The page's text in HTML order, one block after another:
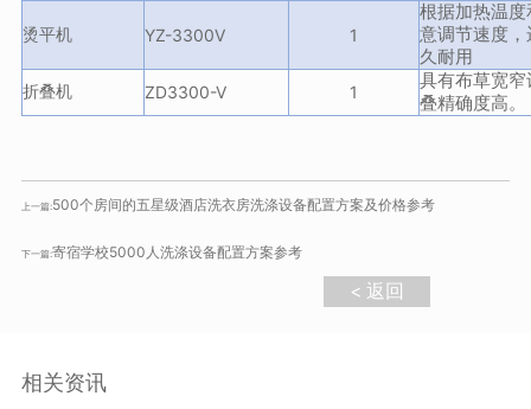
烫平机 YZ-3300V 1
根据加热温
意调节速度
久耐用
折叠机 ZD3300-V 1
具有布草宽
叠精确度高。
上一篇:500个房间的五星级酒店洗衣房洗涤设备配置方案及价格参考
下一篇:寄宿学校5000人洗涤设备配置方案参考
< 返回
相关资讯